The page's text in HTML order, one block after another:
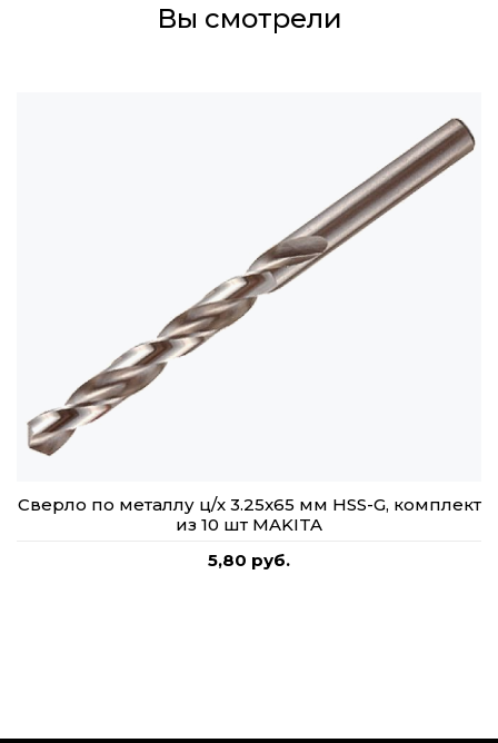
Вы смотрели
Сверло по металлу ц/х 3.25x65 мм HSS-G, комплект
из 10 шт MAKITA
5,80 руб.